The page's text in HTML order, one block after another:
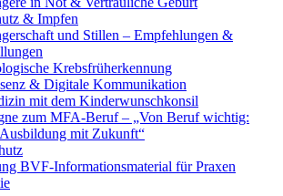
& Impfen
und Stillen – Empfehlungen &
Krebsfrüherkennung
& Digitale Kommunikation
mit dem Kinderwunschkonsil
zum MFA-Beruf – „Von Beruf wichtig:
mit Zukunft“
BVF-Informationsmaterial für Praxen